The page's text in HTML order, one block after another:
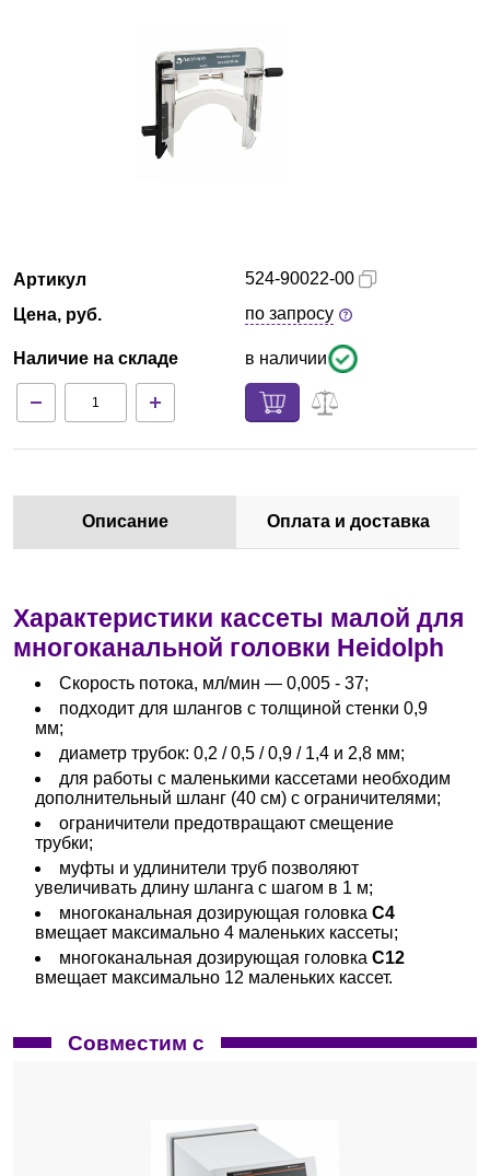
Партнеры
Технический сервис
Доставка и оплата
Артикул
Цена, руб.
Наличие на складе
524-90022-00
по запросу
в наличии
Описание Оплата и доставка
Характеристики кассеты малой для
многоканальной головки Heidolph
Скорость потока, мл/мин — 0,005 - 37;
подходит для шлангов с толщиной стенки 0,9
мм;
диаметр трубок: 0,2 / 0,5 / 0,9 / 1,4 и 2,8 мм;
для работы с маленькими кассетами необходим
дополнительный шланг (40 см) с ограничителями;
ограничители предотвращают смещение
трубки;
муфты и удлинители труб позволяют
увеличивать длину шланга с шагом в 1 м;
многоканальная дозирующая головка С4
вмещает максимально 4 маленьких кассеты;
многоканальная дозирующая головка C12
вмещает максимально 12 маленьких кассет.
Совместим с